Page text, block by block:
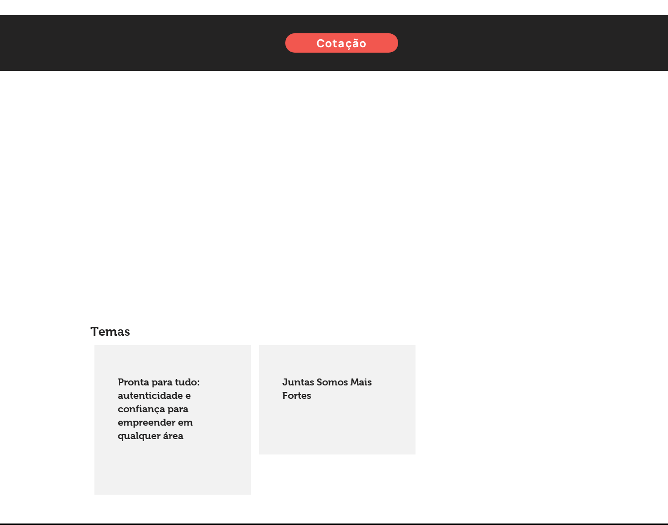
Cotação
Pronta para tudo:
autenticidade e
confiança para
empreender em
qualquer área
Juntas Somos Mais
Fortes
Temas